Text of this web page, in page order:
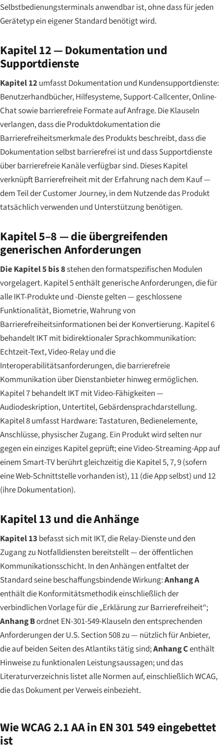
Selbstbedienungsterminals anwendbar ist, ohne dass für jeden
Gerätetyp ein eigener Standard benötigt wird.
Kapitel 12 — Dokumentation und
Supportdienste
Kapitel 12umfasst Dokumentation und Kundensupportdienste:
Benutzerhandbücher, Hilfesysteme, Support-Callcenter, Online-
Chat sowie barrierefreie Formate auf Anfrage. Die Klauseln
verlangen, dass die Produktdokumentation die
Barrierefreiheitsmerkmale des Produkts beschreibt, dass die
Dokumentation selbst barrierefrei ist und dass Supportdienste
über barrierefreie Kanäle verfügbar sind. Dieses Kapitel
verknüpft Barrierefreiheit mit der Erfahrung nach dem Kauf —
dem Teil der Customer Journey, in dem Nutzende das Produkt
tatsächlich verwenden und Unterstützung benötigen.
Kapitel 5–8 — die übergreifenden
generischen Anforderungen
Die Kapitel 5 bis 8stehen den formatspezifischen Modulen
vorgelagert. Kapitel 5 enthält generische Anforderungen, die für
alle IKT-Produkte und -Dienste gelten — geschlossene
Funktionalität, Biometrie, Wahrung von
Barrierefreiheitsinformationen bei der Konvertierung. Kapitel 6
behandelt IKT mit bidirektionaler Sprachkommunikation:
Echtzeit-Text, Video-Relay und die
Interoperabilitätsanforderungen, die barrierefreie
Kommunikation über Dienstanbieter hinweg ermöglichen.
Kapitel 7 behandelt IKT mit Video-Fähigkeiten —
Audiodeskription, Untertitel, Gebärdensprachdarstellung.
Kapitel 8 umfasst Hardware: Tastaturen, Bedienelemente,
Anschlüsse, physischer Zugang. Ein Produkt wird selten nur
gegen ein einziges Kapitel geprüft; eine Video-Streaming-App auf
einem Smart-TV berührt gleichzeitig die Kapitel 5, 7, 9 (sofern
eine Web-Schnittstelle vorhanden ist), 11 (die App selbst) und 12
(ihre Dokumentation).
Kapitel 13 und die Anhänge
Kapitel 13 befasst sich mit IKT, die Relay-Dienste und den
Zugang zu Notfalldiensten bereitstellt — der öffentlichen
Kommunikationsschicht. In den Anhängen entfaltet der
Standard seine beschaffungsbindende Wirkung:Anhang A
enthält die Konformitätsmethodik einschließlich der
verbindlichen Vorlage für die „Erklärung zur Barrierefreiheit“;
Anhang Bordnet EN-301-549-Klauseln den entsprechenden
Anforderungen der U.S. Section 508 zu — nützlich für Anbieter,
die auf beiden Seiten des Atlantiks tätig sind;Anhang Centhält
Hinweise zu funktionalen Leistungsaussagen; und das
Literaturverzeichnis listet alle Normen auf, einschließlich WCAG,
die das Dokument per Verweis einbezieht.
Wie WCAG 2.1 AA in EN 301 549 eingebettet
ist